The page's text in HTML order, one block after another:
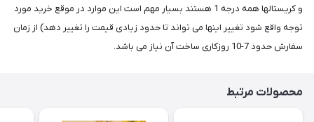
و کریستالها همه درجه 1 هستند بسیار مهم است این موارد در موقع خرید مورد
توجه واقع شود تغییر اینها می تواند تا حدود زیادی قیمت را تغییر دهد) از زمان
سفارش حدود 7-10 روزکاری ساخت آن نیاز می باشد.
محصولات مرتبط